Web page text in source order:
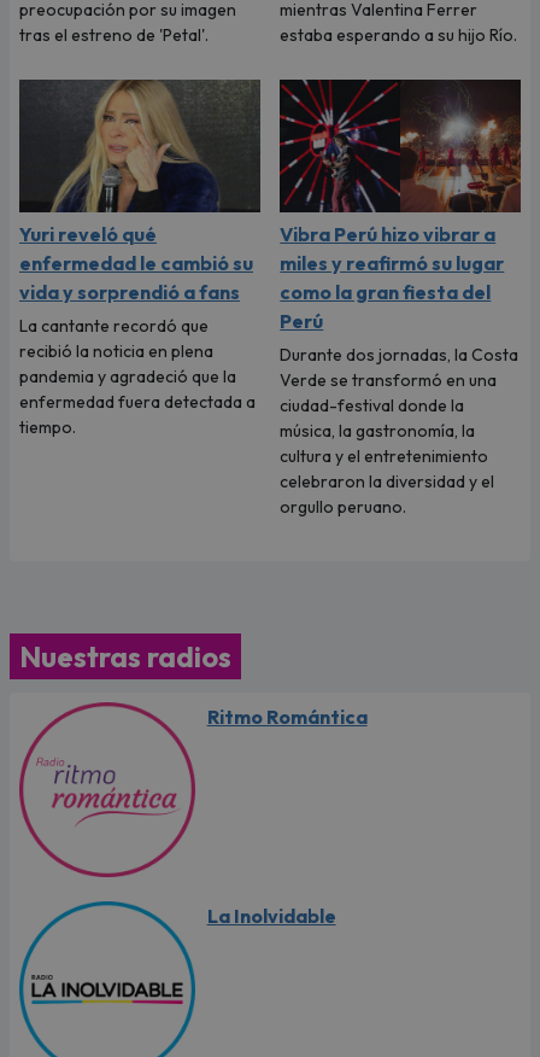
preocupación por su imagen
tras el estreno de 'Petal'.
mientras Valentina Ferrer
estaba esperando a su hijo Río.
Yuri reveló qué
enfermedad le cambió su
vida y sorprendió a fans
La cantante recordó que
recibió la noticia en plena
pandemia y agradeció que la
enfermedad fuera detectada a
tiempo.
Vibra Perú hizo vibrar a
miles y reafirmó su lugar
como la gran fiesta del
Perú
Durante dos jornadas, la Costa
Verde se transformó en una
ciudad-festival donde la
música, la gastronomía, la
cultura y el entretenimiento
celebraron la diversidad y el
orgullo peruano.
Nuestras radios
Ritmo Romántica
La Inolvidable